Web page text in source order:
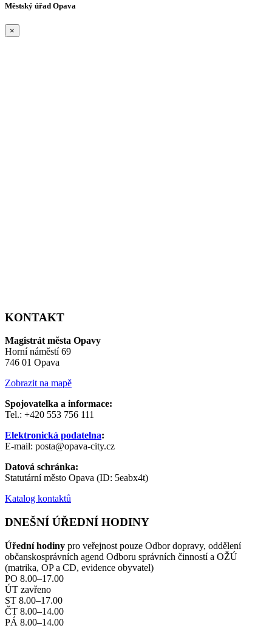
Městský úřad Opava
×
KONTAKT
Magistrát města Opavy
Horní náměstí 69
746 01 Opava
Zobrazit na mapě
Spojovatelka a informace:
Tel.: +420 553 756 111
Elektronická podatelna:
E-mail: posta@opava-city.cz
Datová schránka:
Statutární město Opava (ID: 5eabx4t)
Katalog kontaktů
DNEŠNÍ ÚŘEDNÍ HODINY
Úřední hodiny pro veřejnost pouze Odbor dopravy, oddělení
občanskosprávních agend Odboru správních činností a OŽÚ
(matrika, OP a CD, evidence obyvatel)
PO 8.00–17.00
ÚT zavřeno
ST 8.00–17.00
ČT 8.00–14.00
PÁ 8.00–14.00